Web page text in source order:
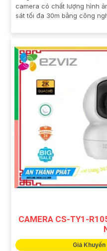
camera có chất lượng hình
sát tối đa 30m bằng công
CAMERA CS-TY1-
Giá